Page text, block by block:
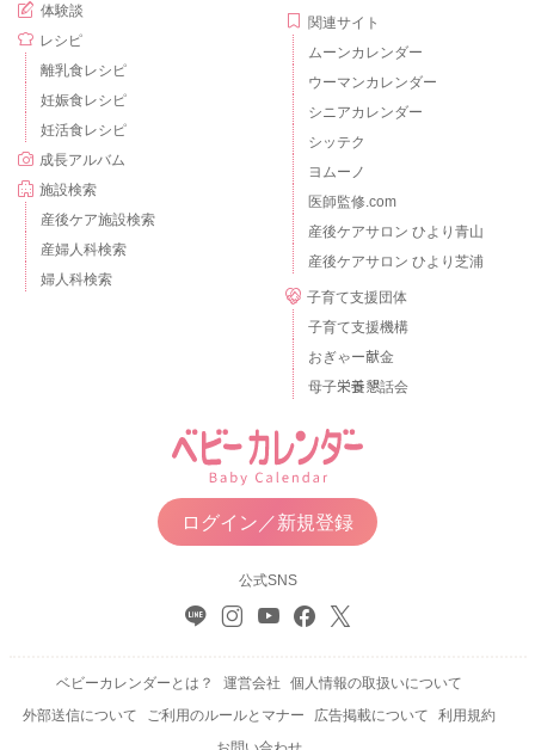
体験談
レシピ
離乳食レシピ
妊娠食レシピ
妊活食レシピ
成長アルバム
施設検索
産後ケア施設検索
産婦人科検索
婦人科検索
関連サイト
ムーンカレンダー
ウーマンカレンダー
シニアカレンダー
シッテク
ヨムーノ
医師監修.com
産後ケアサロン ひより青山
産後ケアサロン ひより芝浦
子育て支援団体
子育て支援機構
おぎゃー献金
母子栄養懇話会
ログイン／新規登録
公式SNS
ベビーカレンダーとは？ 運営会社
個人情報の取扱いについて
外部送信について
ご利用のルールとマナー 広告掲載について
利用規約